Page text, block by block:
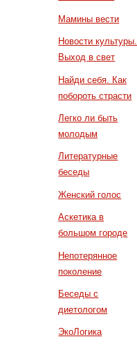
Мамины вести
Новости культуры.
Выход в свет
Найди себя. Как
побороть страсти
Легко ли быть
молодым
Литературные
беседы
Женский голос
Аскетика в
большом городе
Непотерянное
поколение
Беседы с
диетологом
ЭкоЛогика